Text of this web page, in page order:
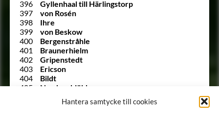
Hantera samtycke till cookies
396
Gyllenhaal till Härlingstorp
397
von Rosén
398
Ihre
399
von Beskow
400
Bergenstråhle
401
Braunerhielm
402
Gripenstedt
403
Ericson
404
Bildt
405
Nordenskiöld
Lilliehöök af Fårdala